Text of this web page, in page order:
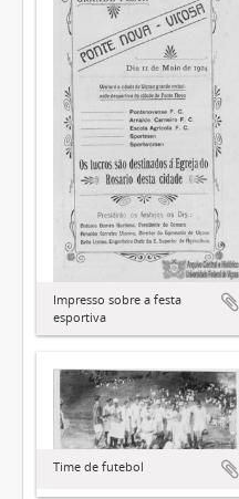
Impresso sobre a festa
esportiva
Time de futebol